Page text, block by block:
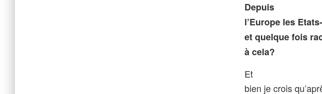
Depuis
l’Europe les
et quelque fois
à cela?
Et
bien je crois